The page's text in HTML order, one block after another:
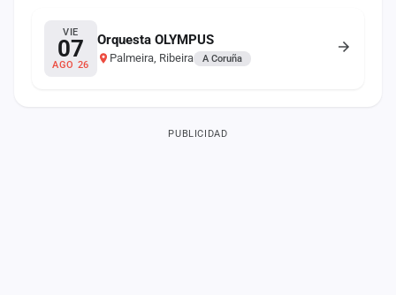
VIE
07
AGO 26
Orquesta OLYMPUS
Palmeira, Ribeira A Coruña
PUBLICIDAD